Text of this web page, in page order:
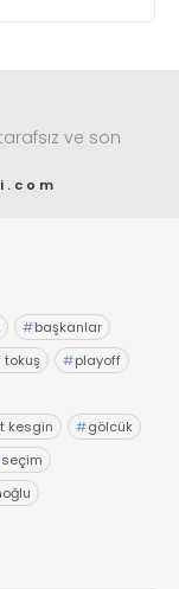
ve son
#başkanlar
tokuş #playoff
kesgin #gölcük
seçim